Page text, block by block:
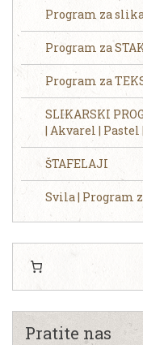
Program za
Program za
Program za
SLIKARSKI
| Akvarel | Pastel
ŠTAFELAJI
Svila | Program
Pratite nas